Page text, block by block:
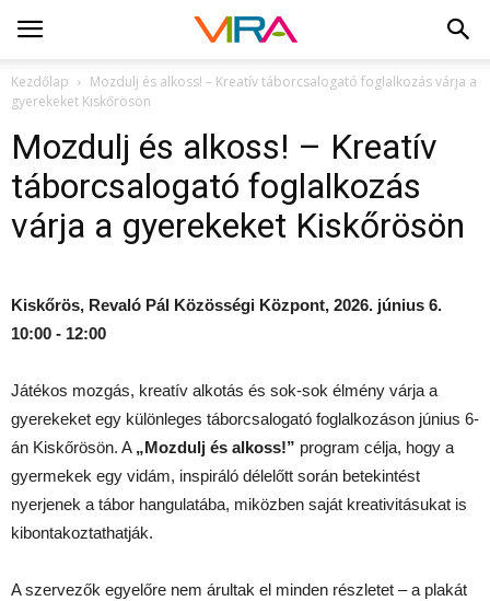
Kezdőlap
Mozdulj és alkoss! – Kreatív táborcsalogató foglalkozás várja a
gyerekeket Kiskőrösön
Mozdulj és alkoss! – Kreatív
táborcsalogató foglalkozás
várja a gyerekeket Kiskőrösön
Kiskőrös, Revaló Pál Közösségi Központ, 2026. június 6.
10:00 - 12:00
Játékos mozgás, kreatív alkotás és sok-sok élmény várja a
gyerekeket egy különleges táborcsalogató foglalkozáson június 6-
án Kiskőrösön. A „Mozdulj és alkoss!” program célja, hogy a
gyermekek egy vidám, inspiráló délelőtt során betekintést
nyerjenek a tábor hangulatába, miközben saját kreativitásukat is
kibontakoztathatják.
A szervezők egyelőre nem árultak el minden részletet – a plakát